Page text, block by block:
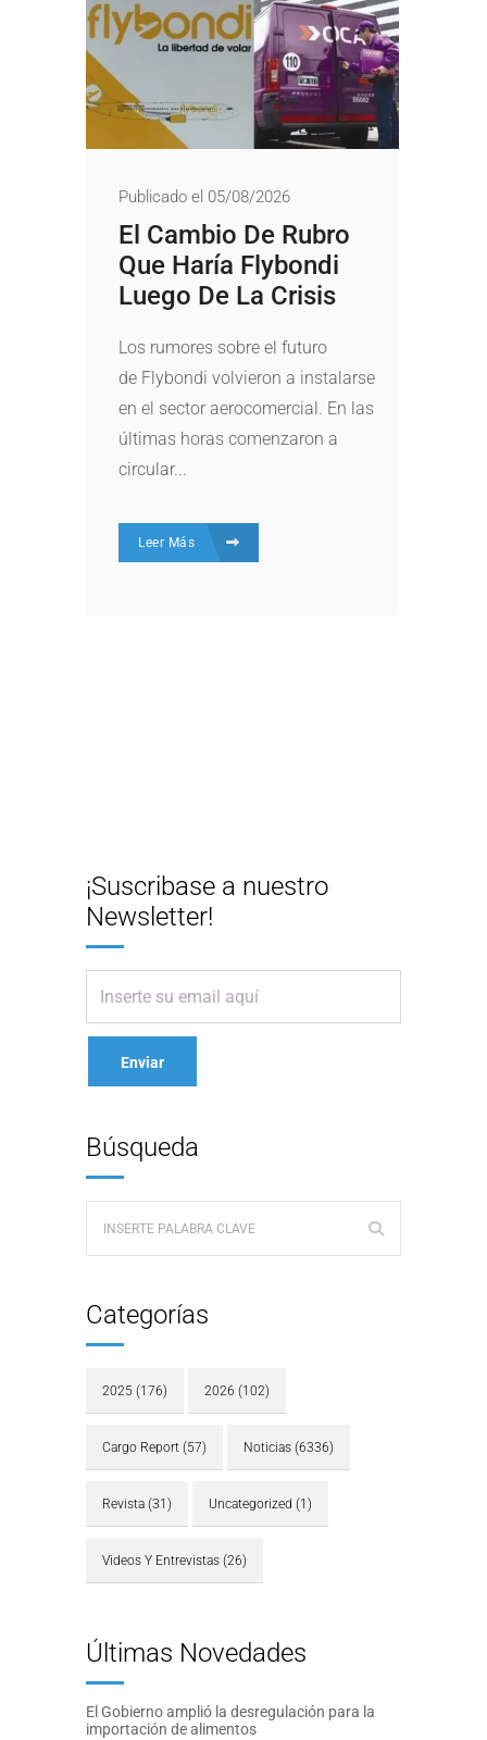
Publicado el 05/08/2026
El Cambio De Rubro
Que Haría Flybondi
Luego De La Crisis
Los rumores sobre el futuro
de Flybondi volvieron a instalarse
en el sector aerocomercial. En las
últimas horas comenzaron a
circular...
Leer Más
¡Suscribase a nuestro
Newsletter!
Búsqueda
Categorías
2025 (176) 2026 (102)
Cargo Report (57) Noticias (6336)
Revista (31) Uncategorized (1)
Videos Y Entrevistas (26)
Últimas Novedades
El Gobierno amplió la desregulación para la
importación de alimentos